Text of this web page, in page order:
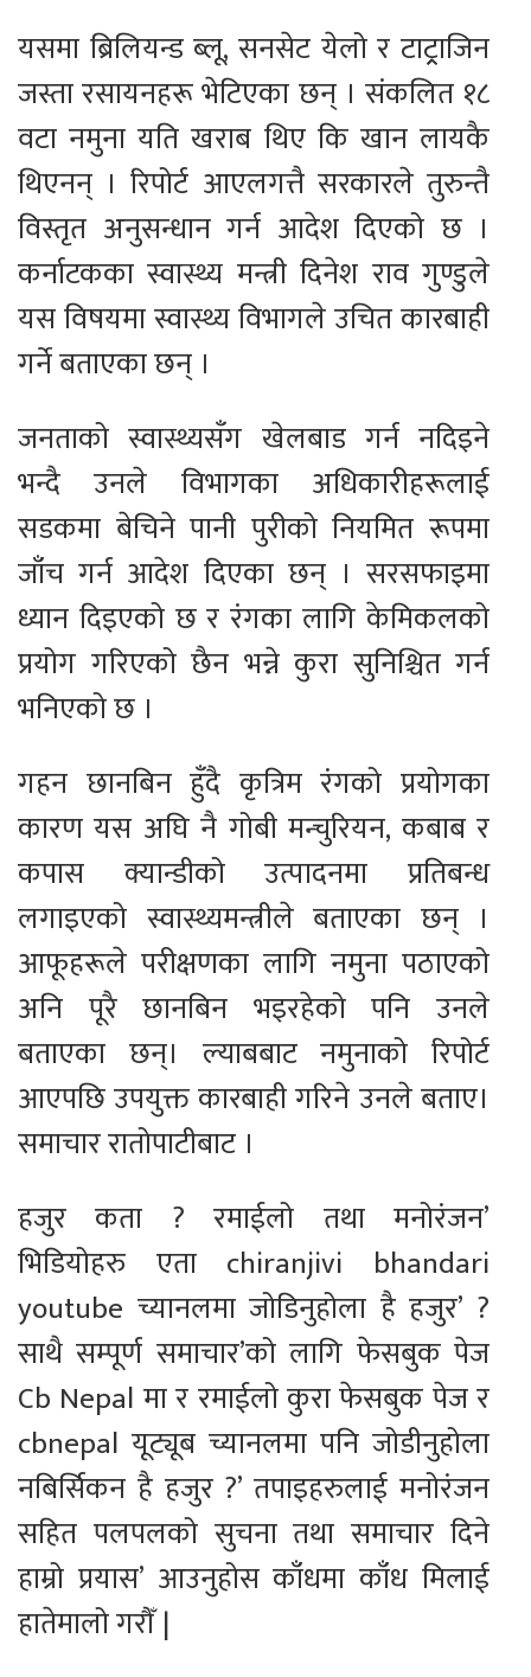
यसमा ब्रिलियन्ड ब्लू, सनसेट येलो र टाट्र्राजिन
जस्ता रसायनहरू भेटिएका छन् । संकलित १८
वटा नमुना यति खराब थिए कि खान लायकै
थिएनन् । रिपोर्ट आएलगत्तै सरकारले तुरुन्तै
विस्तृत अनुसन्धान गर्न आदेश दिएको छ ।
कर्नाटकका स्वास्थ्य मन्त्री दिनेश राव गुण्डुले
यस विषयमा स्वास्थ्य विभागले उचित कारबाही
गर्ने बताएका छन् ।
जनताको स्वास्थ्यसँग खेलबाड गर्न नदिइने
भन्दै उनले विभागका अधिकारीहरूलाई
सडकमा बेचिने पानी पुरीको नियमित रूपमा
जाँच गर्न आदेश दिएका छन् । सरसफाइमा
ध्यान दिइएको छ र रंगका लागि केमिकलको
प्रयोग गरिएको छैन भन्ने कुरा सुनिश्चित गर्न
भनिएको छ ।
गहन छानबिन हुँदै कृत्रिम रंगको प्रयोगका
कारण यस अघि नै गोबी मन्चुरियन, कबाब र
कपास क्यान्डीको उत्पादनमा प्रतिबन्ध
लगाइएको स्वास्थ्यमन्त्रीले बताएका छन् ।
आफूहरूले परीक्षणका लागि नमुना पठाएको
अनि पूरै छानबिन भइरहेको पनि उनले
बताएका छन्। ल्याबबाट नमुनाको रिपोर्ट
आएपछि उपयुक्त कारबाही गरिने उनले बताए।
समाचार रातोपाटीबाट ।
हजुर कता ? रमाईलो तथा मनोरंजन’
भिडियोहरु एता chiranjivi bhandari
youtube च्यानलमा जोडिनुहोला है हजुर’ ?
साथै सम्पूर्ण समाचार’को लागि फेसबुक पेज
Cb Nepal मा र रमाईलो कुरा फेसबुक पेज र
cbnepal यूट्यूब च्यानलमा पनि जोडीनुहोला
नबिर्सिकन है हजुर ?’ तपाइहरुलाई मनोरंजन
सहित पलपलको सुचना तथा समाचार दिने
हाम्रो प्रयास’ आउनुहोस काँधमा काँध मिलाई
हातेमालो गरौँ |